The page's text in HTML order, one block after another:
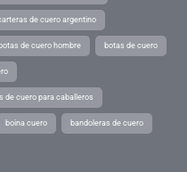
de cuero argentino
botas de cuero hombre botas de cuero
de cuero para caballeros
boina cuero bandoleras de cuero